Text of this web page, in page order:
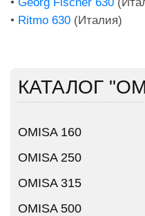
• Ritmo 630 (Италия)
КАТАЛОГ
OMISA 160
OMISA 250
OMISA 315
OMISA 500